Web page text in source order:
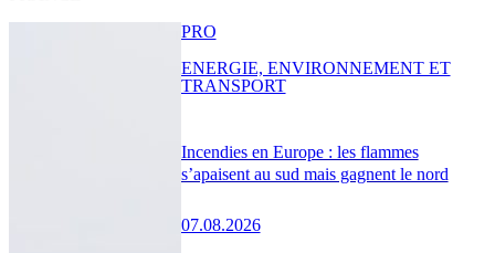
Incendies en Europe : les flammes
s’apaisent au sud mais gagnent le nord
07.08.2026
PRO
ENERGIE, ENVIRONNEMENT ET
TRANSPORT